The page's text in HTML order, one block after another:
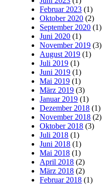
Februar 2023 (1)
Oktober 2020 (2)
September 2020 (1)
Juni 2020 (1)
November 2019 (3)
August 2019 (1)
Juli 2019 (1)
Juni 2019 (1)
Mai 2019 (1)
März 2019 (3)
Januar 2019 (1)
Dezember 2018 (1)
November 2018 (2)
Oktober 2018 (3)
Juli 2018 (1)
Juni 2018 (1)
Mai 2018 (1)
April 2018 (2)
März 2018 (2)
Februar 2018 (1)